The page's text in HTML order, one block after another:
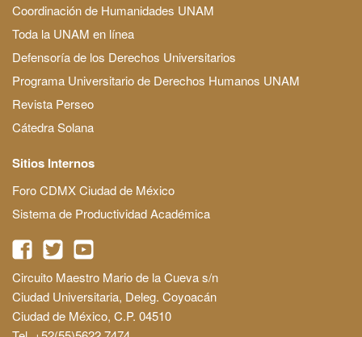
Coordinación de Humanidades UNAM
Toda la UNAM en línea
Defensoría de los Derechos Universitarios
Programa Universitario de Derechos Humanos UNAM
Revista Perseo
Cátedra Solana
Sitios Internos
Foro CDMX Ciudad de México
Sistema de Productividad Académica
Circuito Maestro Mario de la Cueva s/n
Ciudad Universitaria, Deleg. Coyoacán
Ciudad de México, C.P. 04510